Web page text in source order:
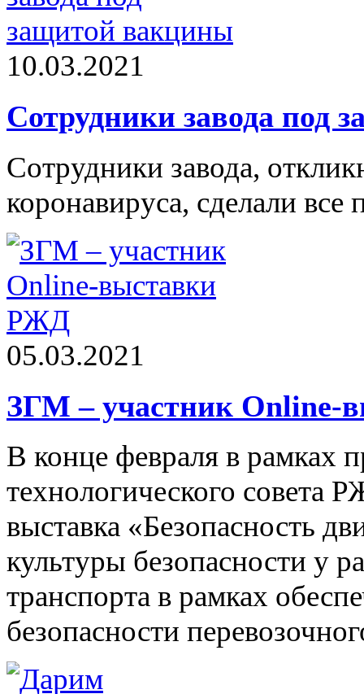
10.03.2021
Сотрудники завода под
Сотрудники завода,
коронавируса, сделали все
05.03.2021
ЗГМ – участник
В конце февраля в рамках
технологического совета
выставка «Безопасность
культуры безопасности у
транспорта в рамках
безопасности